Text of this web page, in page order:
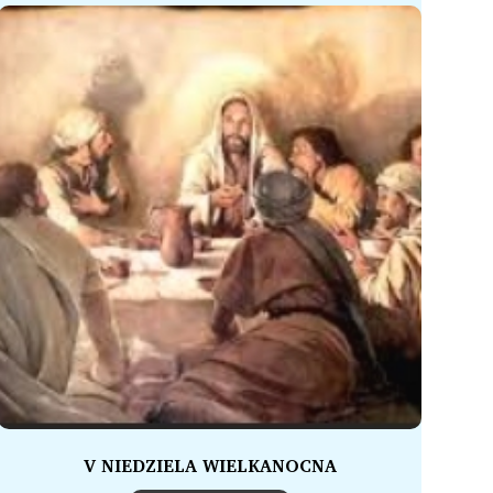
V NIEDZIELA WIELKANOCNA